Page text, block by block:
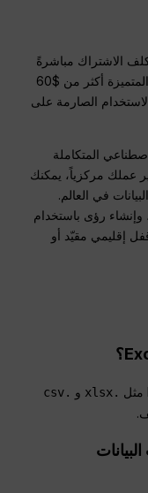
الاشتراك مباشرةً
في OpenAI وAthropic وGoogle لنماذجها المتميزة أكثر من $60
الصارمة على
المتكاملة
عملك مركزياً، يمكنك
في العالم.
وإنشاء رؤى باستخدام
إقليمي مقيّد أو
.xlsx و .csv